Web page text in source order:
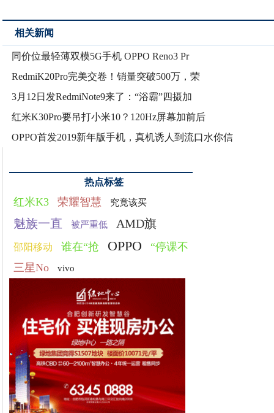
相关新闻
同价位最轻薄双模5G手机 OPPO Reno3 Pr
RedmiK20Pro完美交卷！销量突破500万，荣
3月12日发RedmiNote9来了：“浴霸”四摄加
红米K30Pro要吊打小米10？120Hz屏幕加前后
OPPO首发2019新年版手机，真机诱人到流口水你信
热点标签
红米K3 荣耀智慧 究竟该买
魅族一直 被严重低 AMD旗
邵阳移动 谁在“抢 OPPO
“停课不
三星No
vivo